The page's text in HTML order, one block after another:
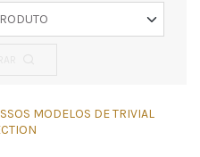
MODELOS DE TRIVIAL